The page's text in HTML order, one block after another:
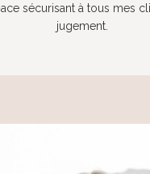
sécurisant à tous mes
jugement.